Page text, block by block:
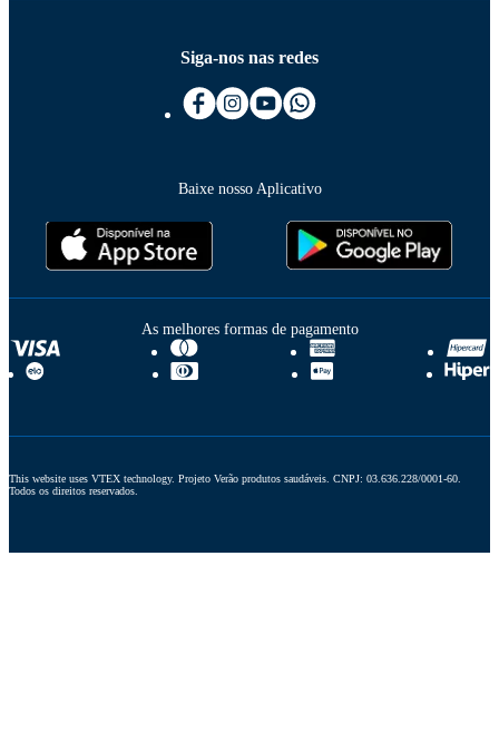
Siga-nos nas redes
Baixe nosso Aplicativo
As melhores formas de pagamento
This website uses VTEX technology. Projeto Verão produtos saudáveis. CNPJ: 03.636.228/0001-60.
Todos os direitos reservados.